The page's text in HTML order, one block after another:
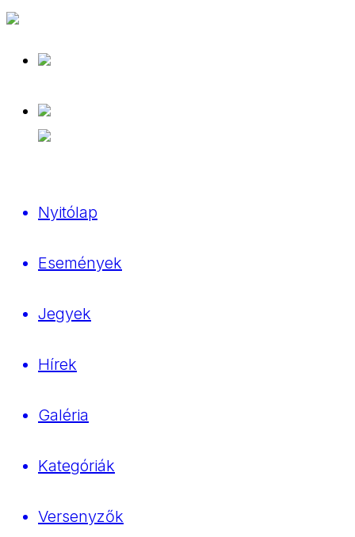
Nyitólap
Események
Jegyek
Hírek
Galéria
Kategóriák
Versenyzők